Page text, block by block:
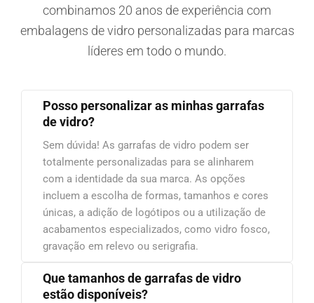
combinamos 20 anos de experiência com
embalagens de vidro personalizadas para marcas
líderes em todo o mundo.
Posso personalizar as minhas garrafas
de vidro?
Sem dúvida! As garrafas de vidro podem ser
totalmente personalizadas para se alinharem
com a identidade da sua marca. As opções
incluem a escolha de formas, tamanhos e cores
únicas, a adição de logótipos ou a utilização de
acabamentos especializados, como vidro fosco,
gravação em relevo ou serigrafia.
Que tamanhos de garrafas de vidro
estão disponíveis?